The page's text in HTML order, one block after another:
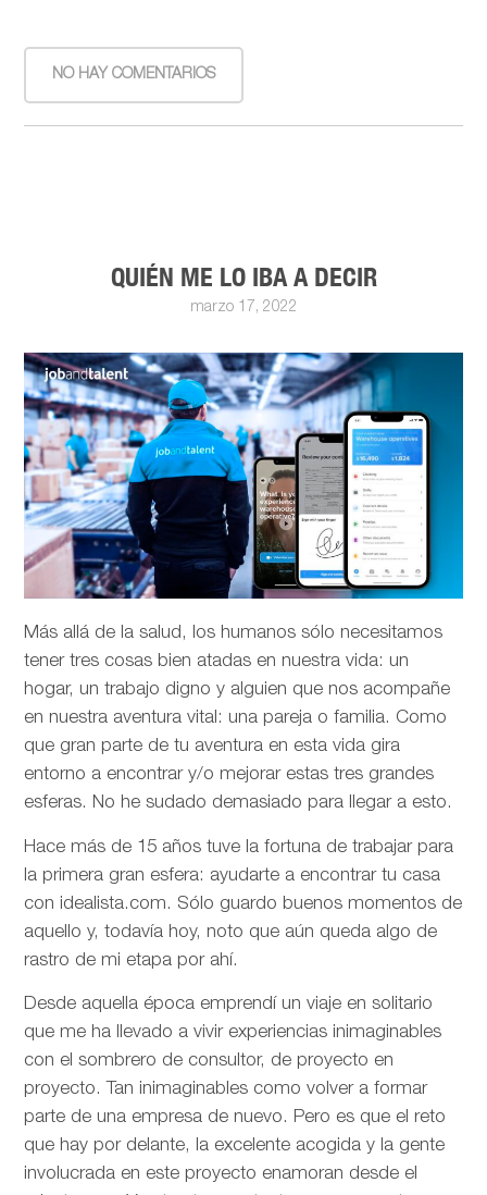
NO HAY COMENTARIOS
QUIÉN ME LO IBA A DECIR
marzo 17, 2022
Más allá de la salud, los humanos sólo necesitamos
tener tres cosas bien atadas en nuestra vida: un
hogar, un trabajo digno y alguien que nos acompañe
en nuestra aventura vital: una pareja o familia. Como
que gran parte de tu aventura en esta vida gira
entorno a encontrar y/o mejorar estas tres grandes
esferas. No he sudado demasiado para llegar a esto.
Hace más de 15 años tuve la fortuna de trabajar para
la primera gran esfera: ayudarte a encontrar tu casa
con idealista.com. Sólo guardo buenos momentos de
aquello y, todavía hoy, noto que aún queda algo de
rastro de mi etapa por ahí.
Desde aquella época emprendí un viaje en solitario
que me ha llevado a vivir experiencias inimaginables
con el sombrero de consultor, de proyecto en
proyecto. Tan inimaginables como volver a formar
parte de una empresa de nuevo. Pero es que el reto
que hay por delante, la excelente acogida y la gente
involucrada en este proyecto enamoran desde el